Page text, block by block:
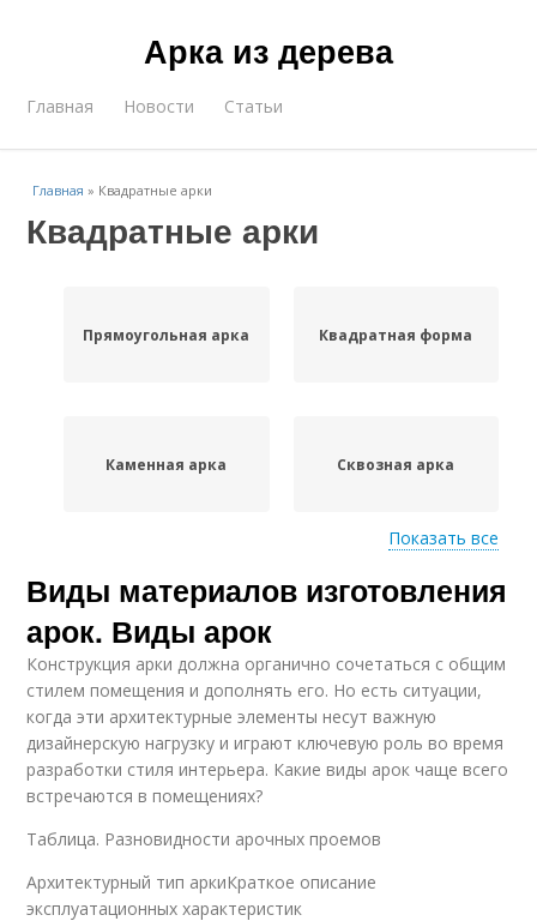
Арка из дерева
Главная Новости Статьи
Главная » Квадратные арки
Квадратные арки
Прямоугольная арка Квадратная форма
Каменная арка Сквозная арка
Обналичка на арку Арки в дизайне
Межкомнатная арка Арки в квартире
Арки в прихожей
Показать все
Виды материалов изготовления
арок. Виды арок
Конструкция арки должна органично сочетаться с общим
стилем помещения и дополнять его. Но есть ситуации,
когда эти архитектурные элементы несут важную
дизайнерскую нагрузку и играют ключевую роль во время
разработки стиля интерьера. Какие виды арок чаще всего
встречаются в помещениях?
Таблица. Разновидности арочных проемов
Архитектурный тип аркиКраткое описание
эксплуатационных характеристик